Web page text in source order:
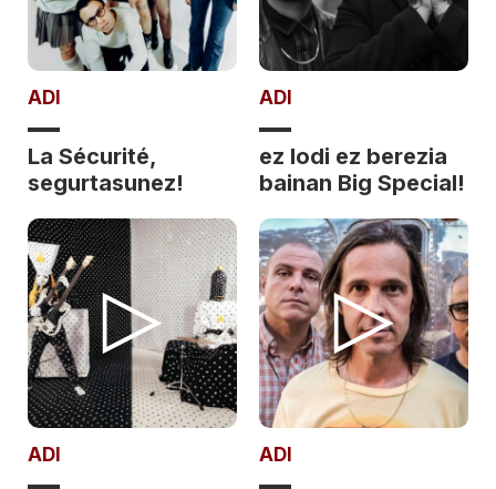
ADI
La Sécurité,
segurtasunez!
ADI
ez lodi ez berezia
bainan Big Special!
ADI ADI